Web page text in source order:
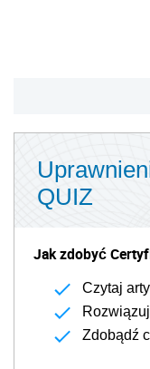
QUIZ
Jak zdobyć
Czytaj
Zdobądź